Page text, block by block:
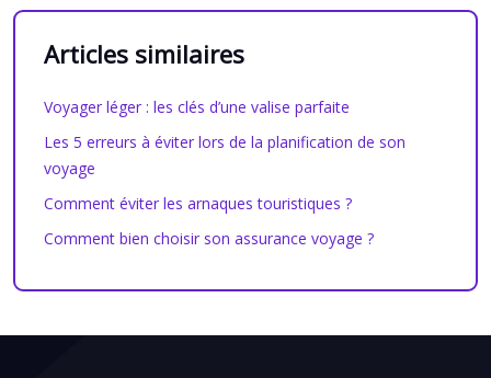
Articles similaires
Voyager léger : les clés d’une valise parfaite
Les 5 erreurs à éviter lors de la planification de son
voyage
Comment éviter les arnaques touristiques ?
Comment bien choisir son assurance voyage ?